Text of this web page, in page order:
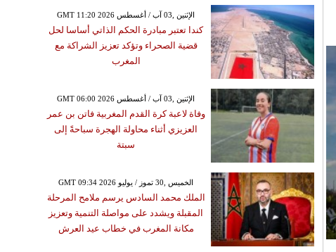
GMT 11:20 2026 الإثنين ,03 آب / أغسطس
كندا تعتبر مبادرة الحكم الذاتي أساسا لحل
قضية الصحراء وتؤكد تعزيز الشراكة مع
المغرب
GMT 06:00 2026 الإثنين ,03 آب / أغسطس
وفاة لاعبة كرة القدم المغربية فاتن بن عمر
العزيزي أثناء محاولة الهجرة سباحةً إلى
سبتة
GMT 09:34 2026 الخميس ,30 تموز / يوليو
الملك محمد السادس يرسم ملامح المرحلة
المقبلة ويشدد على مواصلة التنمية وتعزيز
مكانة المغرب في خطاب عيد العرش